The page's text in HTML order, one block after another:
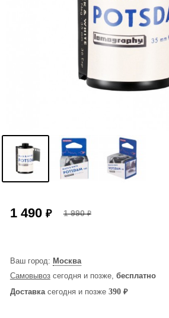
1 490 ₽ 1 990₽
Ваш город: Москва
Самовывозсегодня и позже, бесплатно
Доставкасегодня и позже 390 ₽